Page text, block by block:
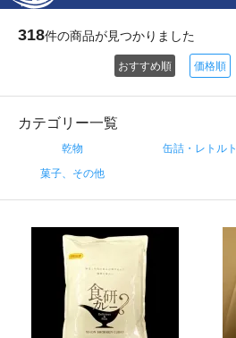
318件の商品が見つかりました
おすすめ順 価格順
カテゴリー一覧
乾物 缶詰・レトルト
菓子、その他